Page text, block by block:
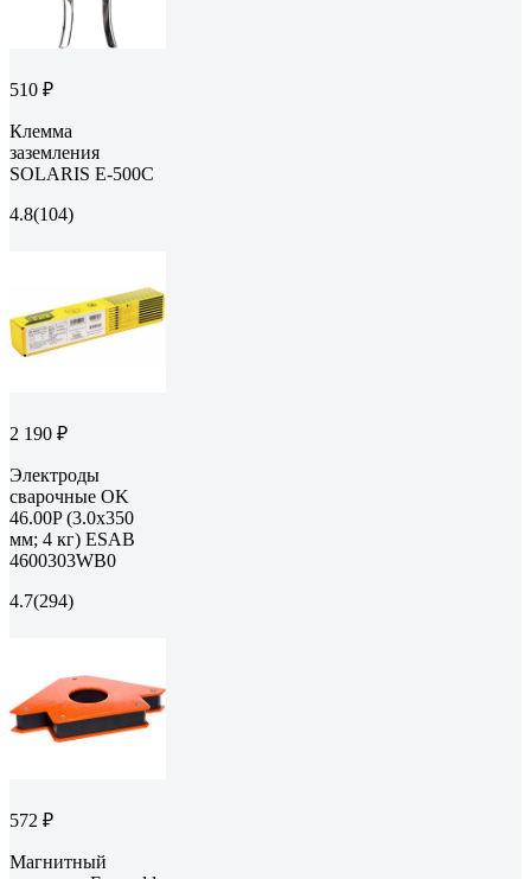
510 ₽
Клемма
заземления
SOLARIS E-500C
4.8(104)
2 190 ₽
Электроды
сварочные OK
46.00P (3.0х350
мм; 4 кг) ESAB
4600303WB0
4.7(294)
572 ₽
Магнитный